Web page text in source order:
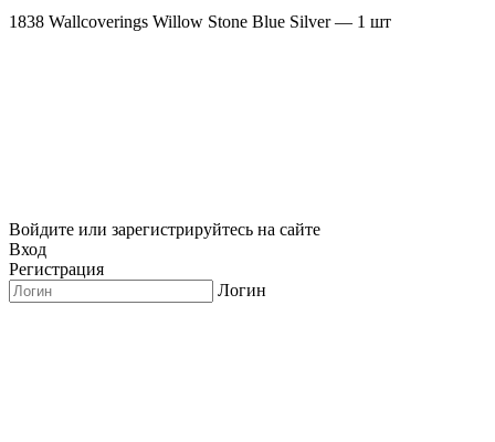
1838 Wallcoverings Willow Stone Blue Silver — 1 шт
Войдите или зарегистрируйтесь на сайте
Вход
Регистрация
Логин